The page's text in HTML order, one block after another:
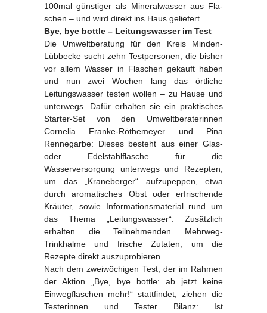
100mal günstiger als Mineralwasser aus Fla­
schen ‒ und wird direkt ins Haus geliefert.
Bye, bye bottle – Leitungswasser im Test
Die Umweltberatung für den Kreis Minden-
Lübbecke sucht zehn Testpersonen, die bisher
vor allem Wasser in Flaschen gekauft haben
und nun zwei Wochen lang das örtliche
Leitungswasser testen wollen – zu Hause und
unterwegs. Dafür erhalten sie ein praktisches
Starter-Set von den Umweltberaterinnen
Cornelia Franke-Röthemeyer und Pina
Rennegarbe: Dieses besteht aus einer Glas-
oder Edelstahlflasche für die
Wasserversorgung unterwegs und Rezepten,
um das „Kraneber­ger“ aufzupeppen, etwa
durch aromatisches Obst oder erfrischende
Kräuter, sowie Informationsmaterial rund um
das Thema „Leitungswas­ser“. Zusätzlich
erhalten die Teilnehmenden Mehrweg-
Trinkhalme und frische Zutaten, um die
Rezepte direkt auszuprobieren.
Nach dem zweiwöchigen Test, der im Rahmen
der Aktion „Bye, bye bottle: ab jetzt keine
Einwegflaschen mehr!“ stattfindet, ziehen die
Testerinnen und Tester Bilanz: Ist